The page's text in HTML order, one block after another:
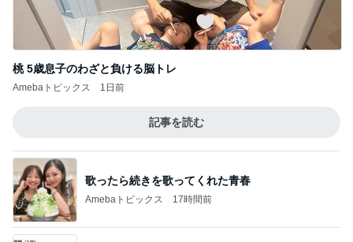
桃 5歳息子のわざと負ける脳トレ
Amebaトピックス 1日前
記事を読む
歌ったら続きを歌ってくれた青春
Amebaトピックス 17時間前